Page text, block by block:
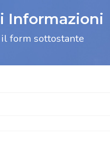
Informazioni
form sottostante